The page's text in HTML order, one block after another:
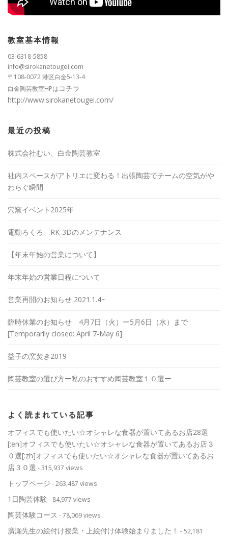
教室基本情報
03-6318-5858
info@sirokanetougei.com
〒108-0072 港区白金5-13-4
白金陶芸教室HPはコチラ
http://www.sirokanetougei.com/
最近の投稿
株式会社むい、白金陶芸教室
社内スペースがアトリエに変わる！出張陶芸でチームの空気がや
わらぐ瞬間
穴窯イベント2025年
電動ろくろ RK-3Dのメンテナンス
【年末年始の営業について】
年末年始の営業日程について
営業再開のお知らせ 2021.1.4~
臨時休業のお知らせ 4月7日（火）ー5月6日（水）まで
[Temporarily closed: April 7-May 6]
益子の窯焚き2019
陶芸教室の選び方ー私のおすすめ陶芸教室１０選ー
よく読まれている記事
オフィスでも使いたい☆オシャレな食器が置いてあるお店28選
[:en]オフィスでも使いたい☆オシャレな食器が置いてあるお店３
０選[:zh]オフィスでも使いたい☆オシャレな食器が置いてあるお
店３０選 - 315,937 views
トップページ - 263,487 views
1日陶芸体験 - 84,977 views
陶芸体験コース - 78,069 views
廣瀬先生の絵付け授業・上絵付け体験始まりました！ - 52,181